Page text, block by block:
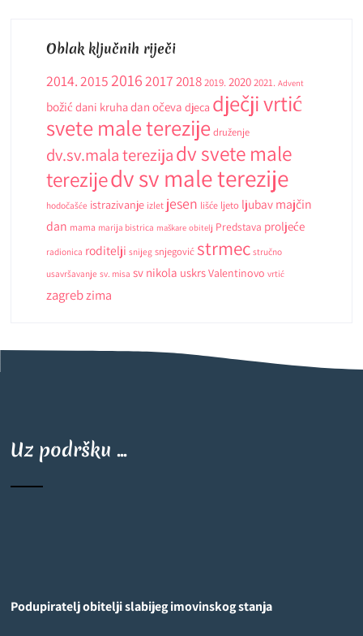
Oblak ključnih riječi
2014.2015201620172018 2019. 2020 2021. Advent
božić dani kruhadan očeva djeca dječji vrtić
svete male terezije druženje
dv.sv.mala terezijadv svete male
terezijedv sv male terezije
hodočašće istrazivanje izlet jesen lišće ljeto ljubav majčin
dan mama marija bistrica maškare obitelj Predstava proljeće
radionica roditelji snijeg snjegović strmec stručno
usavršavanje sv. misa sv nikola uskrsValentinovo vrtić
zagrebzima
Uz podršku ...
Podupiratelj obitelji slabijeg imovinskog stanja